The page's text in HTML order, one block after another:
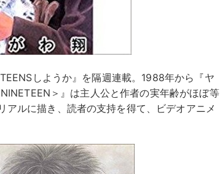
しようか』を隔週連載。1988年から『ヤ
＞』は主人公と作者の実年齢がほぼ等
アルに描き、読者の支持を得て、ビデオアニメ